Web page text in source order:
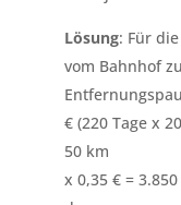
Lösung: Für
vom Bahnhof
€ (220 Tage x
50 km
x 0,35 € =